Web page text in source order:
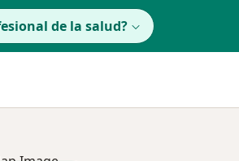
de la salud?